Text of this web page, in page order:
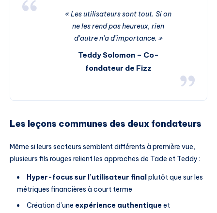
« Les utilisateurs sont tout. Si on
ne les rend pas heureux, rien
d’autre n’a d’importance. »
Teddy Solomon – Co-
fondateur de Fizz
Les leçons communes des deux fondateurs
Même si leurs secteurs semblent différents à première vue,
plusieurs fils rouges relient les approches de Tade et Teddy :
Hyper-focus sur l’utilisateur finalplutôt que sur les
métriques financières à court terme
Création d’une expérience authentiqueet